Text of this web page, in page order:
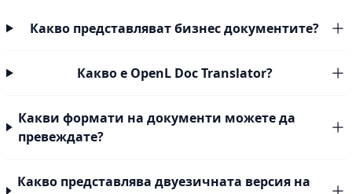
Какво представляват бизнес документите?
Какво е OpenL Doc Translator?
Какви формати на документи можете да
превеждате?
Какво представлява двуезичната версия на